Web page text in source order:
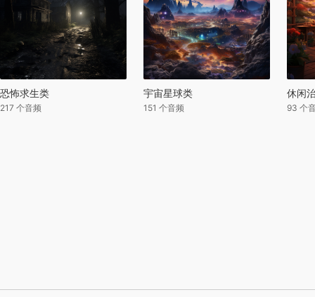
恐怖求生类
217 个音频
宇宙星球类
151 个音频
休闲
93 个